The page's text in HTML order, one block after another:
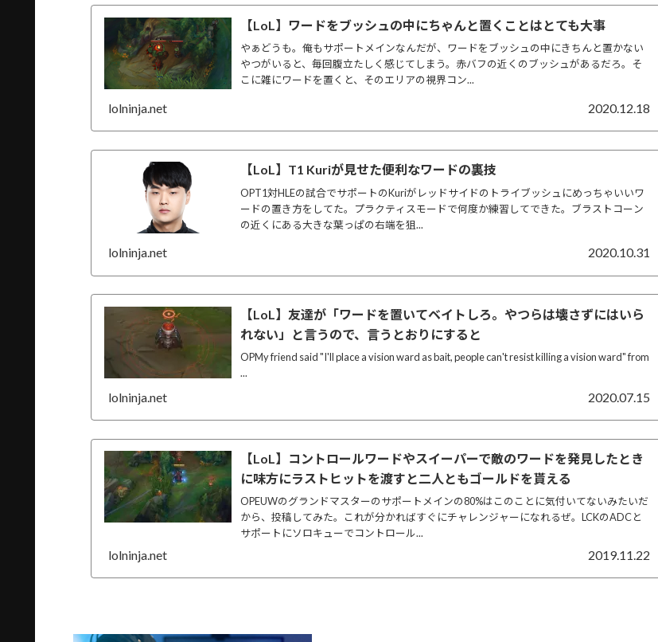
【LoL】ワードをブッシュの中にちゃんと置くことはとても大事
やぁどうも。俺もサポートメインなんだが、ワードをブッシュの中にきちんと置かない
やつがいると、毎回腹立たしく感じてしまう。赤バフの近くのブッシュがあるだろ。そ
こに雑にワードを置くと、そのエリアの視界コン...
lolninja.net 2020.12.18
【LoL】T1 Kuriが見せた便利なワードの裏技
OPT1対HLEの試合でサポートのKuriがレッドサイドのトライブッシュにめっちゃいいワ
ードの置き方をしてた。プラクティスモードで何度か練習してできた。ブラストコーン
の近くにある大きな葉っぱの右端を狙...
lolninja.net 2020.10.31
【LoL】友達が「ワードを置いてベイトしろ。やつらは壊さずにはいら
れない」と言うので、言うとおりにすると
OPMy friend said "I'll place a vision ward as bait, people can't resist killing a vision ward" from
...
lolninja.net 2020.07.15
【LoL】コントロールワードやスイーパーで敵のワードを発見したとき
に味方にラストヒットを渡すと二人ともゴールドを貰える
OPEUWのグランドマスターのサポートメインの80%はこのことに気付いてないみたいだ
から、投稿してみた。これが分かればすぐにチャレンジャーになれるぜ。LCKのADCと
サポートにソロキューでコントロール...
lolninja.net 2019.11.22